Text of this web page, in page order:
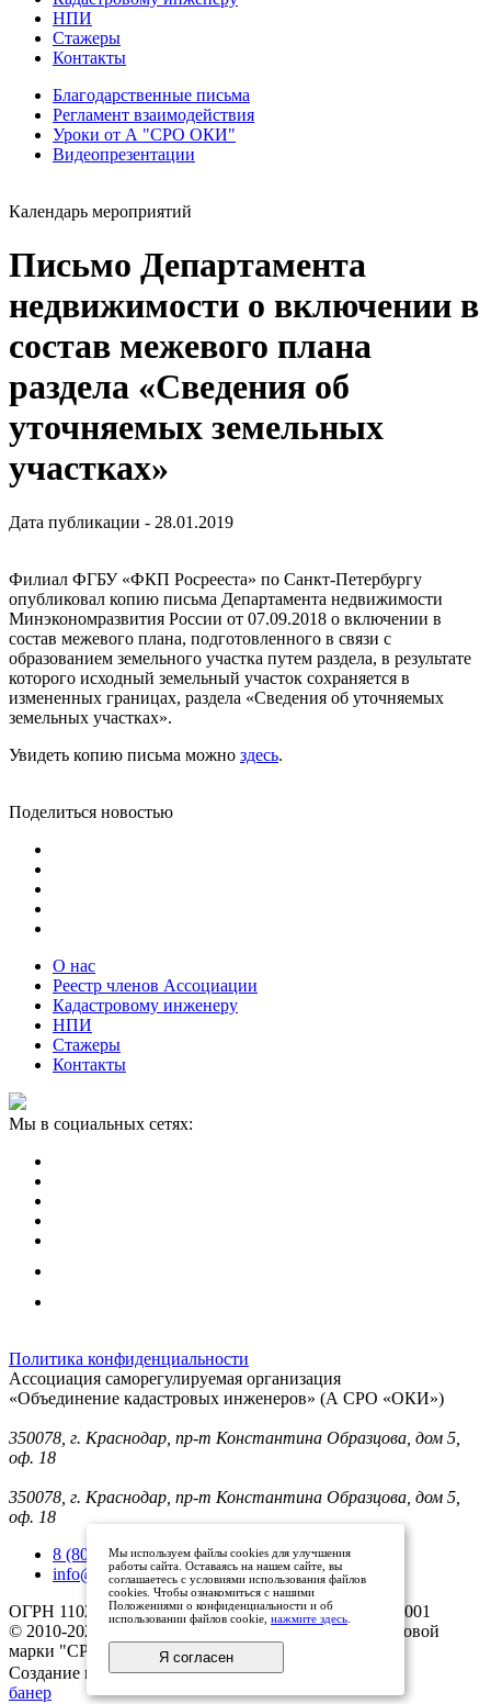
НПИ
Стажеры
Контакты
Благодарственные письма
Регламент взаимодействия
Уроки от А "СРО ОКИ"
Видеопрезентации
Календарь мероприятий
Письмо Департамента
недвижимости о включении в
состав межевого плана
раздела «Сведения об
уточняемых земельных
участках»
Дата публикации - 28.01.2019
Филиал ФГБУ «ФКП Росрееста» по Санкт-Петербургу
опубликовал копию письма Департамента недвижимости
Минэкономразвития России от 07.09.2018 о включении в
состав межевого плана, подготовленного в связи с
образованием земельного участка путем раздела, в результате
которого исходный земельный участок сохраняется в
измененных границах, раздела «Сведения об уточняемых
земельных участках».
Увидеть копию письма можно здесь.
Поделиться новостью
О нас
Реестр членов Ассоциации
Кадастровому инженеру
НПИ
Стажеры
Контакты
Мы в социальных сетях:
Политика конфиденциальности
Ассоциация саморегулируемая организация
«Объединение кадастровых инженеров» (А СРО «ОКИ»)
350078, г. Краснодар, пр-т Константина Образцова, дом 5,
оф. 18
350078, г. Краснодар, пр-т Константина Образцова, дом 5,
оф. 18
8 (800) 101 33 08
info@mysroki.ru
ОГРН 1102300003079 ИНН 2311126810/КПП 231101001
© 2010-2025 Все права защищены владельцами торговой
марки "СРО ОКИ"
Создание и продвижение сайта
банер
Мы используем файлы cookies для улучшения
работы сайта. Оставаясь на нашем сайте, вы
соглашаетесь с условиями использования файлов
cookies. Чтобы ознакомиться с нашими
Положениями о конфиденциальности и об
использовании файлов cookie, нажмите здесь
Я согласен